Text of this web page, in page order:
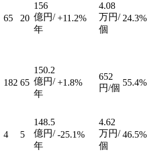
65 20
156
億円/
年
+11.2%
4.08
万円/
個
24.3%
182 65
150.2
億円/
年
+1.8%
652
円/個
55.4%
4 5
148.5
億円/
年
-25.1%
4.62
万円/
個
46.5%